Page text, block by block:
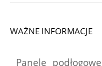
WAŻNE INFORMACJE